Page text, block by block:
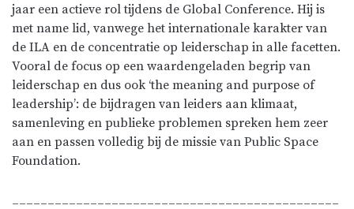
jaar een actieve rol tijdens de Global Conference. Hij is
met name lid, vanwege het internationale karakter van
de ILA en de concentratie op leiderschap in alle facetten.
Vooral de focus op een waardengeladen begrip van
leiderschap en dus ook ‘the meaning and purpose of
leadership’: de bijdragen van leiders aan klimaat,
samenleving en publieke problemen spreken hem zeer
aan en passen volledig bij de missie van Public Space
Foundation.